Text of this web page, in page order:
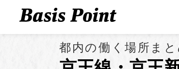
都内の働く場所まと